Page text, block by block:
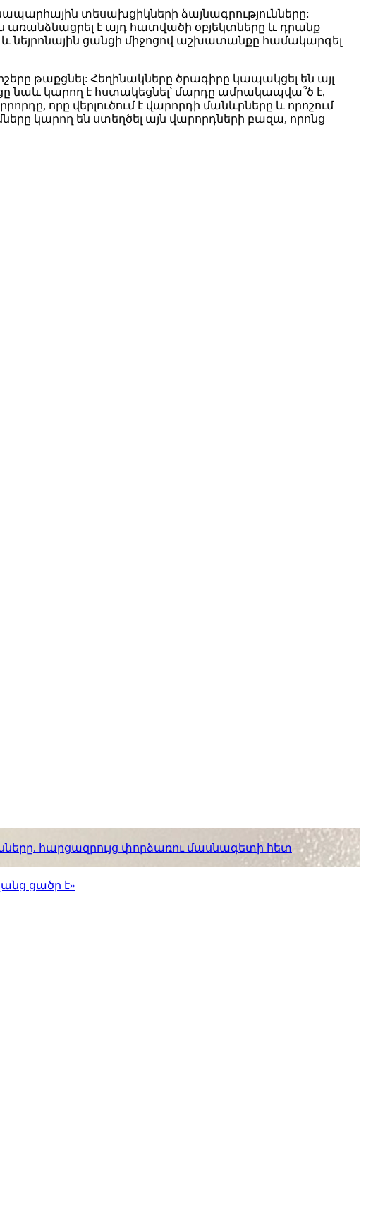
տեսախցիկների ձայնագրությունները:
է այդ հատվածի օբյեկտները և դրանք
և նեյրոնային ցանցի միջոցով աշխատանքը համակարգել
թաքցնել: Հեղինակները ծրագիրը կապակցել են այլ
նաև կարող է հստակեցնել՝ մարդը ամրակապվա՞ծ է,
որը վերլուծում է վարորդի մանևրները և որոշում
կարող են ստեղծել այն վարորդների բազա, որոնց
հարցազրույց փորձառու մասնագետի հետ
ցածր է»